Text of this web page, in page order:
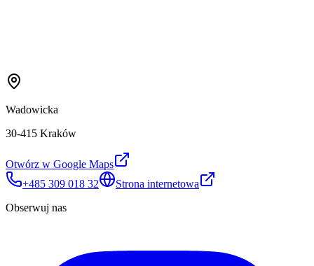
Wadowicka
30-415 Kraków
Otwórz w Google Maps
+485 309 018 32
Strona internetowa
Obserwuj nas